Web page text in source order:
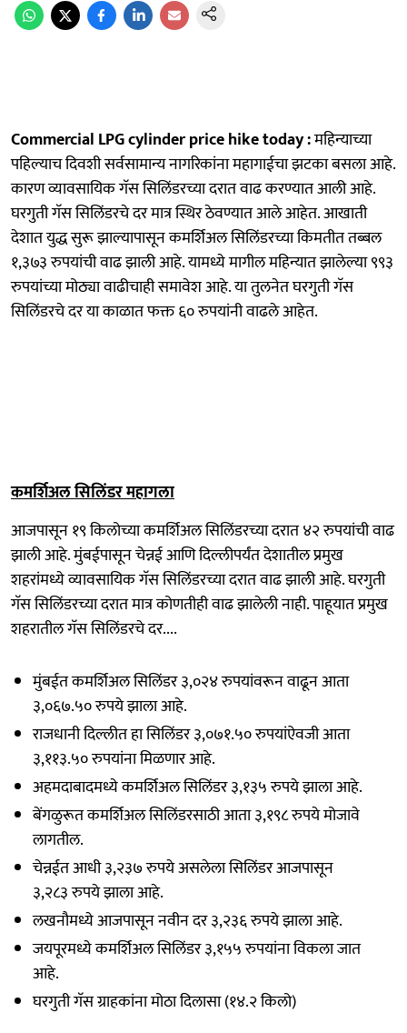
Commercial LPG cylinder price hike today :महिन्याच्या
पहिल्याच दिवशी सर्वसामान्य नागरिकांना महागाईचा झटका बसला आहे.
कारण व्यावसायिक गॅस सिलिंडरच्या दरात वाढ करण्यात आली आहे.
घरगुती गॅस सिलिंडरचे दर मात्र स्थिर ठेवण्यात आले आहेत. आखाती
देशात युद्ध सुरू झाल्यापासून कमर्शिअल सिलिंडरच्या किमतीत तब्बल
१,३७३ रुपयांची वाढ झाली आहे. यामध्ये मागील महिन्यात झालेल्या ९९३
रुपयांच्या मोठ्या वाढीचाही समावेश आहे. या तुलनेत घरगुती गॅस
सिलिंडरचे दर या काळात फक्त ६० रुपयांनी वाढले आहेत.
कमर्शिअल सिलिंडर महागला
आजपासून १९ किलोच्या कमर्शिअल सिलिंडरच्या दरात ४२ रुपयांची वाढ
झाली आहे. मुंबईपासून चेन्नई आणि दिल्लीपर्यंत देशातील प्रमुख
शहरांमध्ये व्यावसायिक गॅस सिलिंडरच्या दरात वाढ झाली आहे. घरगुती
गॅस सिलिंडरच्या दरात मात्र कोणतीही वाढ झालेली नाही. पाहूयात प्रमुख
शहरातील गॅस सिलिंडरचे दर....
मुंबईत कमर्शिअल सिलिंडर ३,०२४ रुपयांवरून वाढून आता
३,०६७.५० रुपये झाला आहे.
राजधानी दिल्लीत हा सिलिंडर ३,०७१.५० रुपयांऐवजी आता
३,११३.५० रुपयांना मिळणार आहे.
अहमदाबादमध्ये कमर्शिअल सिलिंडर ३,१३५ रुपये झाला आहे.
बेंगळुरूत कमर्शिअल सिलिंडरसाठी आता ३,१९८ रुपये मोजावे
लागतील.
चेन्नईत आधी ३,२३७ रुपये असलेला सिलिंडर आजपासून
३,२८३ रुपये झाला आहे.
लखनौमध्ये आजपासून नवीन दर ३,२३६ रुपये झाला आहे.
जयपूरमध्ये कमर्शिअल सिलिंडर ३,१५५ रुपयांना विकला जात
आहे.
घरगुती गॅस ग्राहकांना मोठा दिलासा (१४.२ किलो)